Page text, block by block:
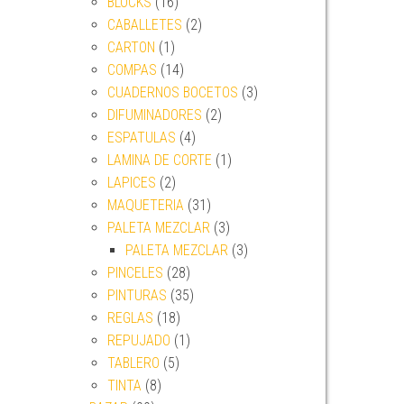
CABALLETES (2)
CARTON (1)
COMPAS (14)
CUADERNOS BOCETOS (3)
DIFUMINADORES (2)
ESPATULAS (4)
LAMINA DE CORTE (1)
LAPICES (2)
MAQUETERIA (31)
PALETA MEZCLAR (3)
PALETA MEZCLAR (3)
PINCELES (28)
PINTURAS (35)
REGLAS (18)
REPUJADO (1)
TABLERO (5)
TINTA (8)